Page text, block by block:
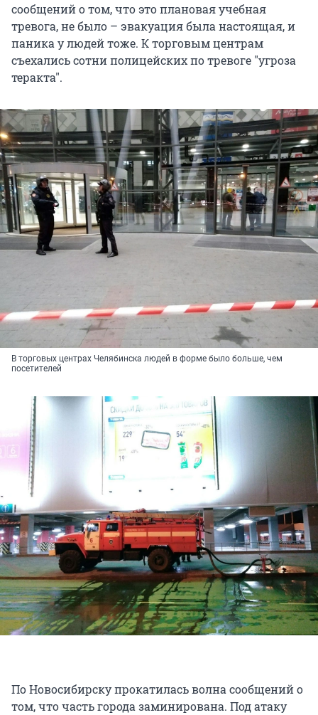
сообщений о том, что это плановая учебная
тревога, не было – эвакуация была настоящая, и
паника у людей тоже. К торговым центрам
съехались сотни полицейских по тревоге "угроза
теракта".
В торговых центрах Челябинска людей в форме было больше, чем
посетителей
По Новосибирску прокатилась волна сообщений о
том, что часть города заминирована. Под атаку